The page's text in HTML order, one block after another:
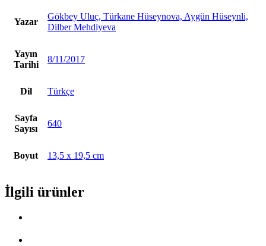
Yazar
Gökbey Uluç, Türkane Hüseynova, Aygün Hüseynli,
Dilber Mehdiyeva
Yayın
Tarihi
8/11/2017
Dil Türkçe
Sayfa
Sayısı
640
Boyut 13,5 x 19,5 cm
İlgili ürünler